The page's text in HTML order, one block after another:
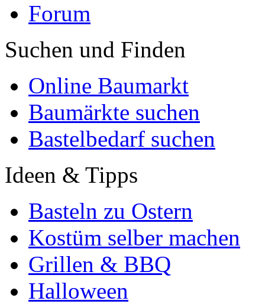
Forum
Suchen und Finden
Online Baumarkt
Baumärkte suchen
Bastelbedarf suchen
Ideen & Tipps
Basteln zu Ostern
Kostüm selber machen
Grillen & BBQ
Halloween